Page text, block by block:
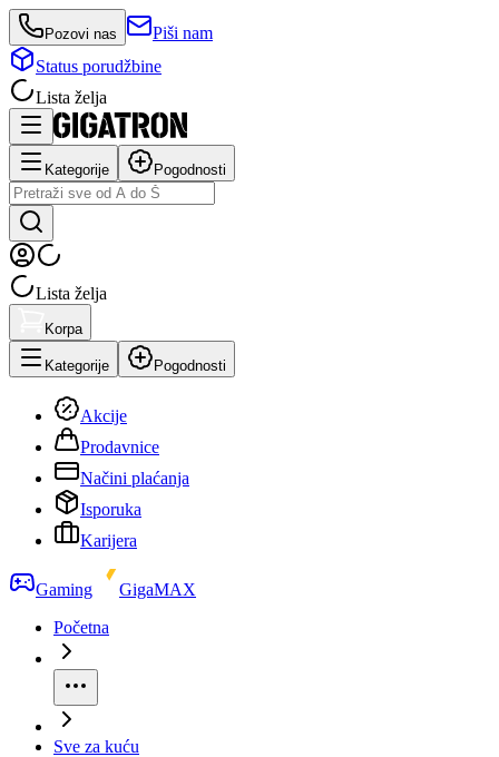
Pozovi nas
Piši nam
Status porudžbine
Lista želja
Kategorije Pogodnosti
Lista želja
Korpa
Kategorije Pogodnosti
Akcije
Prodavnice
Načini plaćanja
Isporuka
Karijera
Gaming
GigaMAX
Početna
Sve za kuću